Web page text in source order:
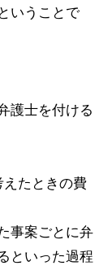
いうことで
護士を付ける
えたときの費
事案ごとに弁
といった過程